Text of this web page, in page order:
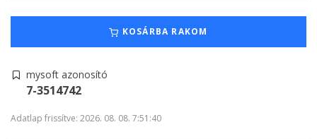
KOSÁRBA RAKOM
mysoft azonosító
7-3514742
Adatlap frissítve: 2026. 08. 08. 7:51:40